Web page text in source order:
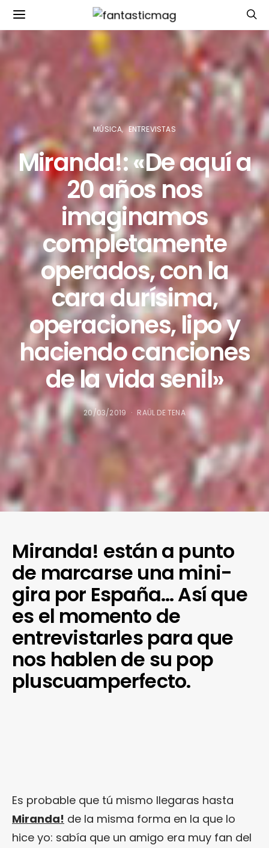
MÚSICA ENTREVISTAS
Miranda!: «De aquí a
20 años nos
imaginamos
completamente
operados, con la
cara durísima,
operaciones, lipo y
haciendo canciones
de la vida senil»
20/03/2019 RAÜL DE TENA
Miranda! están a punto
de marcarse una mini-
gira por España… Así que
es el momento de
entrevistarles para que
nos hablen de su pop
pluscuamperfecto.
Es probable que tú mismo llegaras hasta
Miranda! de la misma forma en la que lo
hice yo: sabía que un amigo era muy fan del